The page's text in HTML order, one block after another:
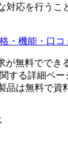
応を行うこ
・機能・口コ
無料ででき
する詳細ペ
は無料で資